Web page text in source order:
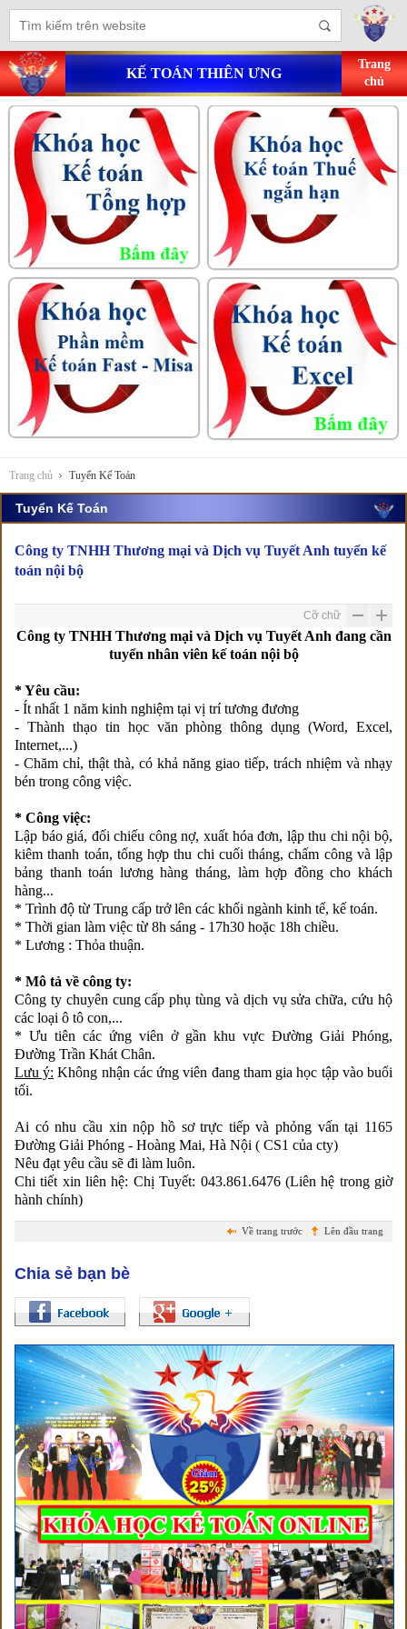
KẾ TOÁN THIÊN ƯNG
Trang
chủ
Trang chủ Tuyển Kế Toán
Tuyển Kế Toán
Công ty TNHH Thương mại và Dịch vụ Tuyết Anh tuyển kế
toán nội bộ
Cỡ chữ
Công ty TNHH Thương mại và Dịch vụ Tuyết Anh đang cần
tuyển nhân viên kế toán nội bộ
* Yêu cầu:
- Ít nhất 1 năm kinh nghiệm tại vị trí tương đương
- Thành thạo tin học văn phòng thông dụng (Word, Excel,
Internet,...)
- Chăm chỉ, thật thà, có khả năng giao tiếp, trách nhiệm và nhạy
bén trong công việc.
* Công việc:
Lập báo giá, đối chiếu công nợ, xuất hóa đơn, lập thu chi nội bộ,
kiêm thanh toán, tổng hợp thu chi cuối tháng, chấm công và lập
bảng thanh toán lương hàng tháng, làm hợp đồng cho khách
hàng...
* Trình độ từ Trung cấp trở lên các khối ngành kinh tế, kế toán.
* Thời gian làm việc từ 8h sáng - 17h30 hoặc 18h chiều.
* Lương : Thỏa thuận.
* Mô tả về công ty:
Công ty chuyên cung cấp phụ tùng và dịch vụ sửa chữa, cứu hộ
các loại ô tô con,...
* Ưu tiên các ứng viên ở gần khu vực Đường Giải Phóng,
Đường Trần Khát Chân.
Lưu ý: Không nhận các ứng viên đang tham gia học tập vào buổi
tối.
Ai có nhu cầu xin nộp hồ sơ trực tiếp và phỏng vấn tại 1165
Đường Giải Phóng - Hoàng Mai, Hà Nội ( CS1 của cty)
Nêu đạt yêu cầu sẽ đi làm luôn.
Chi tiết xin liên hệ: Chị Tuyết: 043.861.6476 (Liên hệ trong giờ
hành chính)
Lên đầu trang
Về trang trước
Chia sẻ bạn bè